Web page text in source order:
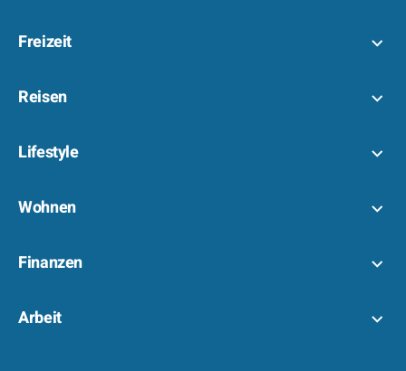
Freizeit
Reisen
Lifestyle
Wohnen
Finanzen
Arbeit